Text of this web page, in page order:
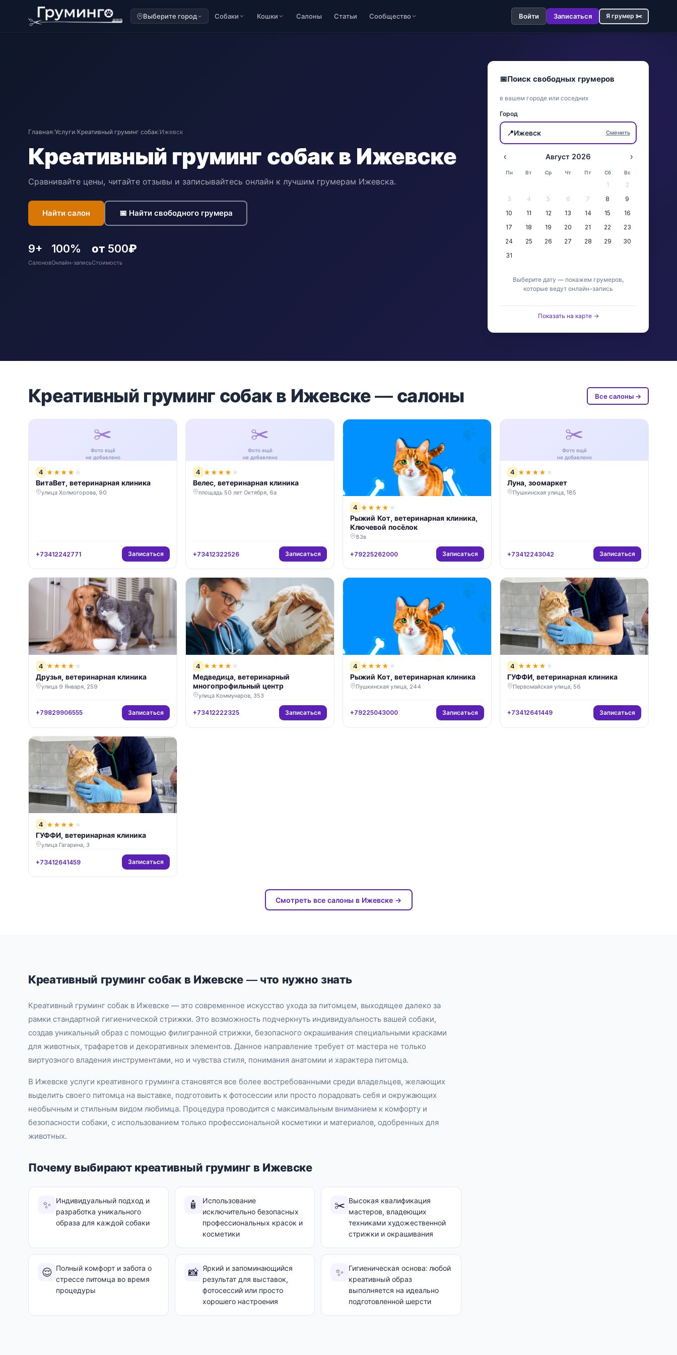
Выберите город Собаки Кошки Салоны Статьи Сообщество Войти Записаться Я грумер ✂️
Главная/Услуги/Креативный груминг собак/Ижевск
Креативный груминг собак в Ижевске
Сравнивайте цены, читайте отзывы и записывайтесь онлайн к лучшим грумерам Ижевска.
Найти салон 📅 Найти свободного грумера
9+
Салонов
100%
Онлайн-запись
от 500₽
Стоимость
📅Поиск свободных грумеров
в вашем городе или соседних
Город
📍Ижевск Сменить
‹ Август 2026 ›
Пн Вт Ср Чт Пт Сб Вс
1
2
3
4 5 6 7 8
9
10
11 12 13 14 15
16
17
18 19 20 21 22
23
24
25 26 27 28 29
30
31
Выберите дату — покажем грумеров,
которые ведут онлайн-запись
Показать на карте →
Креативный груминг собак в Ижевске — салоны Все салоны →
✂️
Фото ещё
не добавлено
4 ★★★★ ★
ВитаВет, ветеринарная клиника
улица Холмогорова, 90
+73412242771 Записаться
✂️
Фото ещё
не добавлено
4 ★★★★ ★
Велес, ветеринарная клиника
площадь 50 лет Октября, 6а
+73412322526 Записаться
4 ★★★★ ★
Рыжий Кот, ветеринарная клиника,
Ключевой посёлок
83в
+79225262000 Записаться
✂️
Фото ещё
не добавлено
4 ★★★★ ★
Луна, зоомаркет
Пушкинская улица, 185
+73412243042 Записаться
4 ★★★★ ★
Друзья, ветеринарная клиника
улица 9 Января, 259
+79829906555 Записаться
4 ★★★★ ★
Медведица, ветеринарный
многопрофильный центр
улица Коммунаров, 353
+73412222325 Записаться
4 ★★★★ ★
Рыжий Кот, ветеринарная клиника
Пушкинская улица, 244
+79225043000 Записаться
4 ★★★★ ★
ГУФФИ, ветеринарная клиника
Первомайская улица, 56
+73412641449 Записаться
4 ★★★★ ★
ГУФФИ, ветеринарная клиника
улица Гагарина, 3
+73412641459 Записаться
Смотреть все салоны в Ижевске →
Креативный груминг собак в Ижевске — что нужно знать
Креативный груминг собак в Ижевске — это современное искусство ухода за питомцем, выходящее далеко за
рамки стандартной гигиенической стрижки. Это возможность подчеркнуть индивидуальность вашей собаки,
создав уникальный образ с помощью филигранной стрижки, безопасного окрашивания специальными красками
для животных, трафаретов и декоративных элементов. Данное направление требует от мастера не только
виртуозного владения инструментами, но и чувства стиля, понимания анатомии и характера питомца.
В Ижевске услуги креативного груминга становятся все более востребованными среди владельцев, желающих
выделить своего питомца на выставке, подготовить к фотосессии или просто порадовать себя и окружающих
необычным и стильным видом любимца. Процедура проводится с максимальным вниманием к комфорту и
безопасности собаки, с использованием только профессиональной косметики и материалов, одобренных для
животных.
Почему выбирают креативный груминг в Ижевске
✨
Индивидуальный подход и
разработка уникального
образа для каждой собаки
🧴
Использование
исключительно безопасных
профессиональных красок и
косметики
✂️ Высокая квалификация
мастеров, владеющих
техниками художественной
стрижки и окрашивания
😌 Полный комфорт и забота о
стрессе питомца во время
процедуры
📸 Яркий и запоминающийся
результат для выставок,
фотосессий или просто
хорошего настроения
✨
Гигиеническая основа: любой
креативный образ
выполняется на идеально
подготовленной шерсти